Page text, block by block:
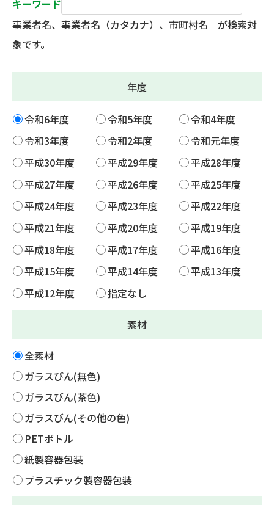
キーワード
事業者名、事業者名（カタカナ）、市町村名 が検索対
象です。
年度
令和6年度 令和5年度
令和4年度
令和3年度
令和2年度
令和元年度
平成30年度
平成29年度
平成28年度
平成27年度
平成26年度
平成25年度
平成24年度
平成23年度
平成22年度
平成21年度
平成20年度
平成19年度
平成18年度
平成17年度
平成16年度
平成15年度
平成14年度
平成13年度
平成12年度
指定なし
素材
全素材
ガラスびん(無色)
ガラスびん(茶色)
ガラスびん(その他の色)
PETボトル
紙製容器包装
プラスチック製容器包装